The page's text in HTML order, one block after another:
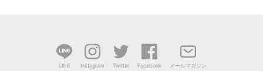
LINE Instagram Twitter Facebook メールマガジン